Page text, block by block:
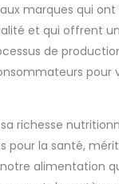
OGM et
à son
votre
idéal à
vous,
à la
voyage.
notre
60%
que
Bio
arôme
sans
500
marques qui
et qui offrent
de
pour
richesse
pour la santé,
alimentation